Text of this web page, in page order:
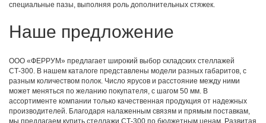
специальные пазы, выполняя роль дополнительных стяжек.
Наше предложение
ООО «ФЕРРУМ» предлагает широкий выбор складских стеллажей
СТ-300. В нашем каталоге представлены модели разных габаритов, с
разным количеством полок. Число ярусов и расстояние между ними
может меняться по желанию покупателя, с шагом 50 мм. В
ассортименте компании только качественная продукция от надежных
производителей. Благодаря налаженным связям и прямым поставкам,
мы предлагаем купить стеллажи СТ-300 по бюджетным ценам. Развитая